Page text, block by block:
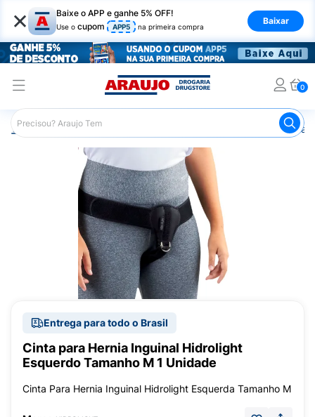
× Baixe o APP e ganhe 5% OFF!
Use o cupom APP5 na primeira compra
Baixar
0
Araujo Saúde e Bem Estar Funda para
Entrega para todo o Brasil
Cinta para Hernia Inguinal Hidrolight
Esquerdo Tamanho M 1 Unidade
Cinta Para Hernia Inguinal Hidrolight Esquerda Tamanho M